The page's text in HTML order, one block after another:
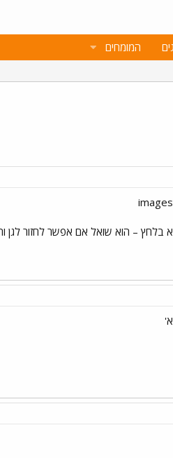
המומחים
בלחץ – הוא שואל אם אפשר לחזור לגן